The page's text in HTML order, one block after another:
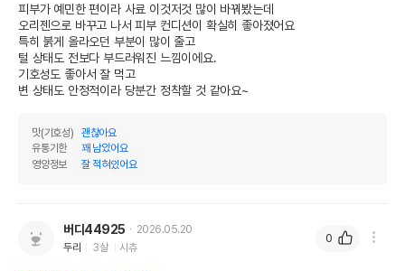
피부가 예민한 편이라 사료 이것저것 많이 바꿔봤는데
오리젠으로 바꾸고 나서 피부 컨디션이 확실히 좋아졌어요
특히 붉게 올라오던 부분이 많이 줄고
털 상태도 전보다 부드러워진 느낌이에요.
기호성도 좋아서 잘 먹고
변 상태도 안정적이라 당분간 정착할 것 같아요~
맛(기호성)
괜찮아요
유통기한
꽤 남았어요
영양정보
잘 적혀있어요
버디44925
2026.05.20
두리
3살 시츄
0